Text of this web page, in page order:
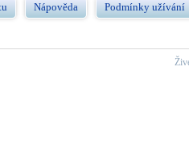
Nápověda Podmínky užívání